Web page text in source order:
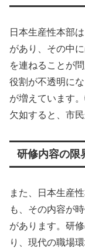
日本生産性本部
があり、その中
を連ねることが
役割が不透明に
が増えています
欠如すると、市
研修内容の限
また、日本生産
も、その内容が
があります。研
り、現代の職場